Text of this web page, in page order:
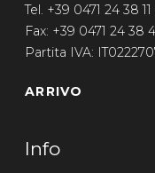
Tel. +39 0471 24 38 11
Fax: +39 0471 24 38
Partita IVA:
ARRIVO
Info